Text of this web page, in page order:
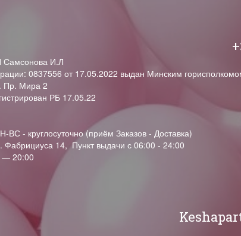
Самсонова И.Л
0837556 от 17.05.2022 выдан Минским
Пр. Мира 2
РБ 17.05.22
ВС - круглосуточно (приём Заказов - Доставка)
Фабрициуса 14, Пункт выдачи с 06:00 - 24:00
— 20:00